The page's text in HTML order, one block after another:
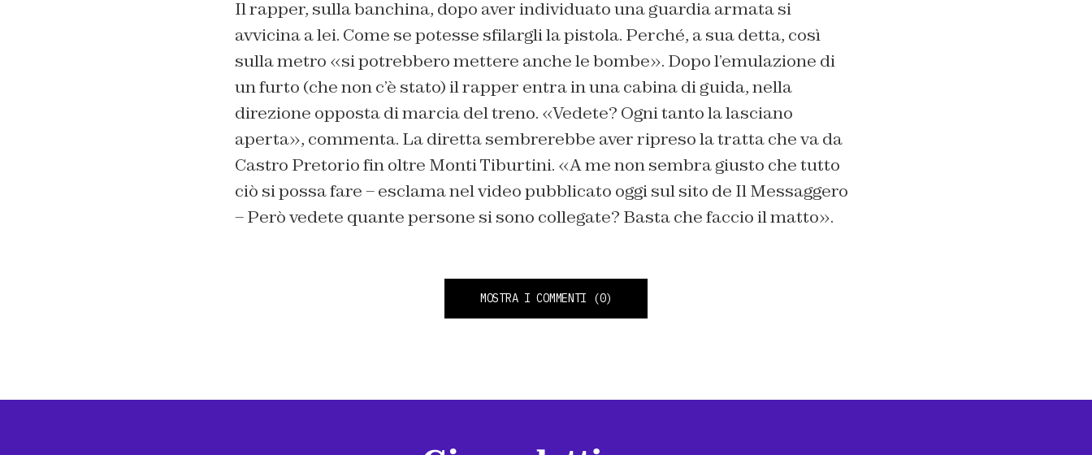
Il rapper, sulla banchina, dopo aver individuato una guardia armata si
avvicina a lei. Come se potesse sfilargli la pistola. Perché, a sua detta, così
sulla metro «si potrebbero mettere anche le bombe». Dopo l’emulazione di
un furto (che non c’è stato) il rapper entra in una cabina di guida, nella
direzione opposta di marcia del treno. «Vedete? Ogni tanto la lasciano
aperta», commenta. La diretta sembrerebbe aver ripreso la tratta che va da
Castro Pretorio fin oltre Monti Tiburtini. «A me non sembra giusto che tutto
ciò si possa fare – esclama nel video pubblicato oggi sul sito de Il Messaggero
– Però vedete quante persone si sono collegate? Basta che faccio il matto».
MOSTRA I COMMENTI (0)